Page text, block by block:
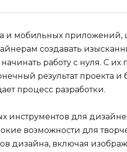
и мобильных приложений,
создавать
работу с нуля. С
результат проекта
процесс разработки.
инструментов для
возможности для
дизайна, включая